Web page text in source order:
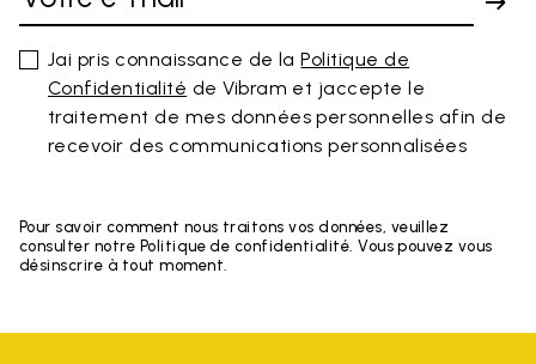
Jai pris connaissance de laPolitique de
Confidentialité de Vibram et jaccepte le
traitement de mes données personnelles afin de
recevoir des communications personnalisées
Pour savoir comment nous traitons vos données, veuillez
consulter notre Politique de confidentialité. Vous pouvez vous
désinscrire à tout moment.